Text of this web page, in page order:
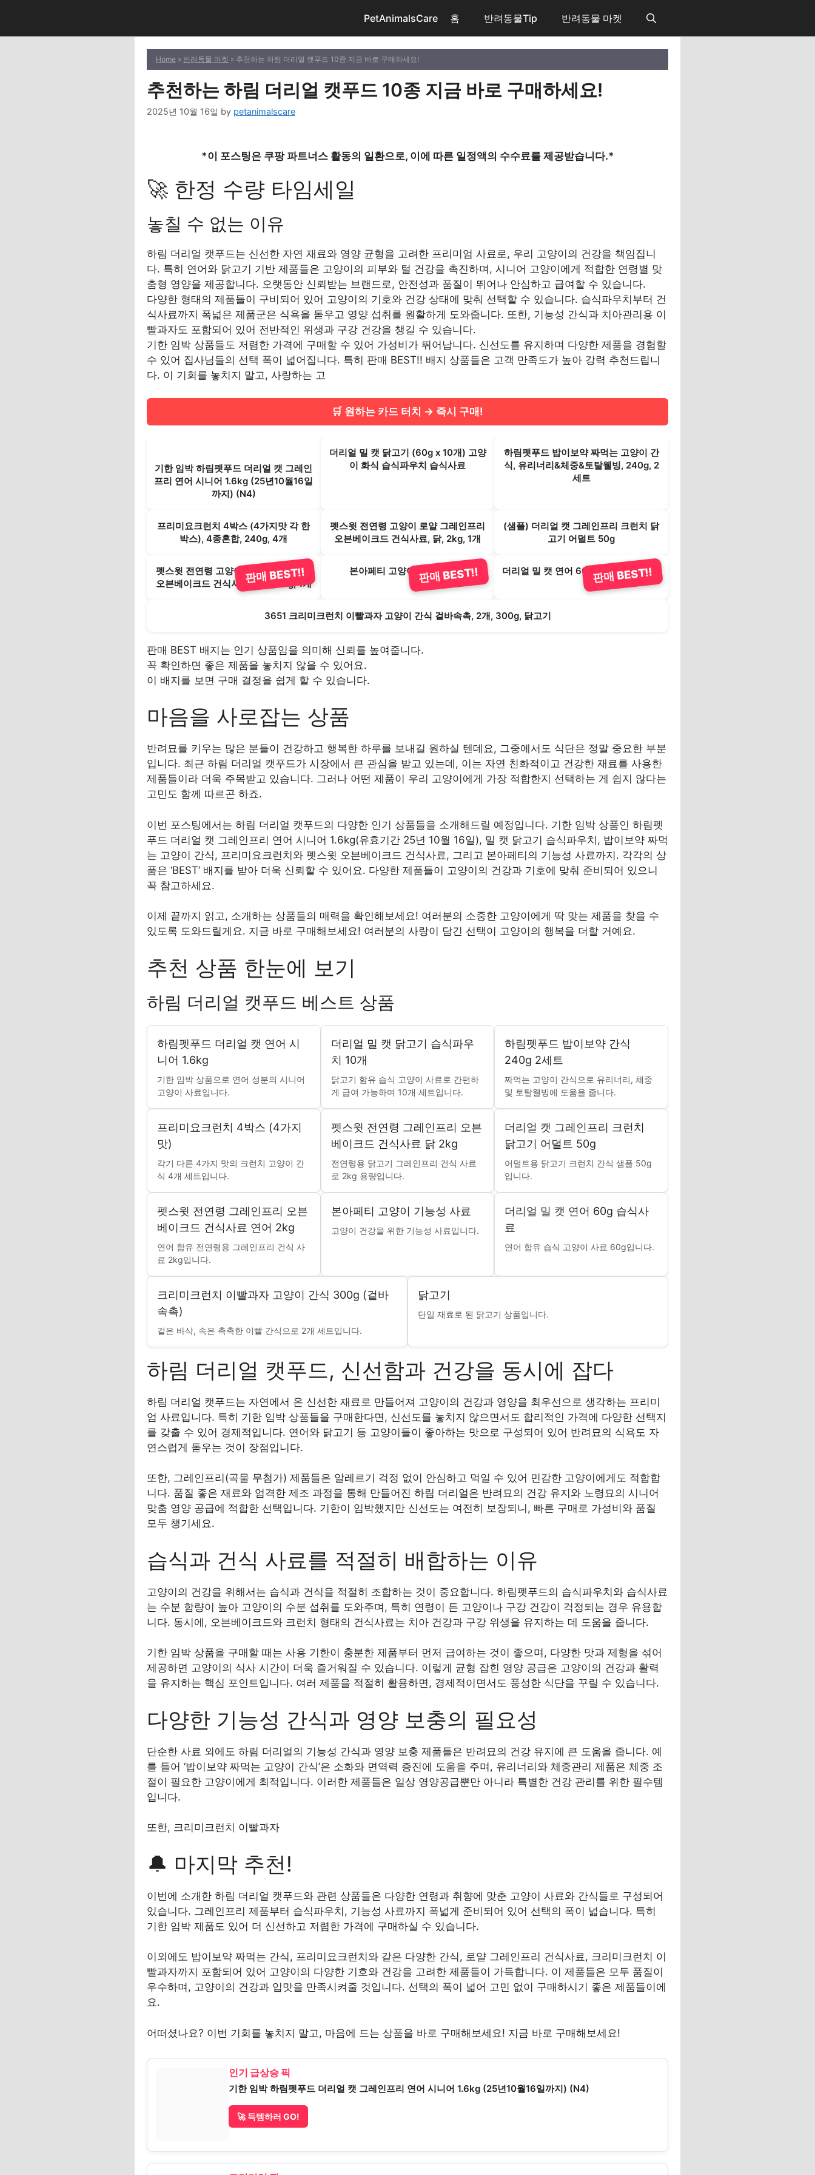
content
PetAnimalsCare 홈 반려동물Tip 반려동물 마켓
Home » 반려동물 마켓 » 추천하는 하림 더리얼 캣푸드 10종 지금 바로 구매하세요!
추천하는 하림 더리얼 캣푸드 10종 지금 바로 구매하세요!
2025년 10월 16일 by petanimalscare
*이 포스팅은 쿠팡 파트너스 활동의 일환으로, 이에 따른 일정액의 수수료를 제공받습니다.*
🚀 한정 수량 타임세일
놓칠 수 없는 이유
하림 더리얼 캣푸드는 신선한 자연 재료와 영양 균형을 고려한 프리미엄 사료로, 우리 고양이의 건강을 책임집니
다. 특히 연어와 닭고기 기반 제품들은 고양이의 피부와 털 건강을 촉진하며, 시니어 고양이에게 적합한 연령별 맞
춤형 영양을 제공합니다. 오랫동안 신뢰받는 브랜드로, 안전성과 품질이 뛰어나 안심하고 급여할 수 있습니다.
다양한 형태의 제품들이 구비되어 있어 고양이의 기호와 건강 상태에 맞춰 선택할 수 있습니다. 습식파우치부터 건
식사료까지 폭넓은 제품군은 식욕을 돋우고 영양 섭취를 원활하게 도와줍니다. 또한, 기능성 간식과 치아관리용 이
빨과자도 포함되어 있어 전반적인 위생과 구강 건강을 챙길 수 있습니다.
기한 임박 상품들도 저렴한 가격에 구매할 수 있어 가성비가 뛰어납니다. 신선도를 유지하며 다양한 제품을 경험할
수 있어 집사님들의 선택 폭이 넓어집니다. 특히 판매 BEST!! 배지 상품들은 고객 만족도가 높아 강력 추천드립니
다. 이 기회를 놓치지 말고, 사랑하는 고
🛒 원하는 카드 터치 → 즉시 구매!
기한 임박 하림펫푸드 더리얼 캣 그레인
프리 연어 시니어 1.6kg (25년10월16일
까지) (N4)
더리얼 밀 캣 닭고기 (60g x 10개) 고양
이 화식 습식파우치 습식사료
하림펫푸드 밥이보약 짜먹는 고양이 간
식, 유리너리&체중&토탈웰빙, 240g, 2
세트
프리미요크런치 4박스 (4가지맛 각 한
박스), 4종혼합, 240g, 4개
펫스윗 전연령 고양이 로얄 그레인프리
오븐베이크드 건식사료, 닭, 2kg, 1개
(샘플) 더리얼 캣 그레인프리 크런치 닭
고기 어덜트 50g
펫스윗 전연령 고양이 로얄 그레인프리
오븐베이크드 건식사료, 연어, 2kg, 1개
판매 BEST!! 본아페티 고양이 기능성 사료
판매 BEST!! 더리얼 밀 캣 연어 60g/고양이습식사료
판매 BEST!!
3651 크리미크런치 이빨과자 고양이 간식 겉바속촉, 2개, 300g, 닭고기
판매 BEST 배지는 인기 상품임을 의미해 신뢰를 높여줍니다.
꼭 확인하면 좋은 제품을 놓치지 않을 수 있어요.
이 배지를 보면 구매 결정을 쉽게 할 수 있습니다.
마음을 사로잡는 상품
반려묘를 키우는 많은 분들이 건강하고 행복한 하루를 보내길 원하실 텐데요, 그중에서도 식단은 정말 중요한 부분
입니다. 최근 하림 더리얼 캣푸드가 시장에서 큰 관심을 받고 있는데, 이는 자연 친화적이고 건강한 재료를 사용한
제품들이라 더욱 주목받고 있습니다. 그러나 어떤 제품이 우리 고양이에게 가장 적합한지 선택하는 게 쉽지 않다는
고민도 함께 따르곤 하죠.
이번 포스팅에서는 하림 더리얼 캣푸드의 다양한 인기 상품들을 소개해드릴 예정입니다. 기한 임박 상품인 하림펫
푸드 더리얼 캣 그레인프리 연어 시니어 1.6kg(유효기간 25년 10월 16일), 밀 캣 닭고기 습식파우치, 밥이보약 짜먹
는 고양이 간식, 프리미요크런치와 펫스윗 오븐베이크드 건식사료, 그리고 본아페티의 기능성 사료까지. 각각의 상
품은 ‘BEST’ 배지를 받아 더욱 신뢰할 수 있어요. 다양한 제품들이 고양이의 건강과 기호에 맞춰 준비되어 있으니
꼭 참고하세요.
이제 끝까지 읽고, 소개하는 상품들의 매력을 확인해보세요! 여러분의 소중한 고양이에게 딱 맞는 제품을 찾을 수
있도록 도와드릴게요. 지금 바로 구매해보세요! 여러분의 사랑이 담긴 선택이 고양이의 행복을 더할 거예요.
추천 상품 한눈에 보기
하림 더리얼 캣푸드 베스트 상품
하림펫푸드 더리얼 캣 연어 시
니어 1.6kg
기한 임박 상품으로 연어 성분의 시니어
고양이 사료입니다.
더리얼 밀 캣 닭고기 습식파우
치 10개
닭고기 함유 습식 고양이 사료로 간편하
게 급여 가능하며 10개 세트입니다.
하림펫푸드 밥이보약 간식
240g 2세트
짜먹는 고양이 간식으로 유리너리, 체중
및 토탈웰빙에 도움을 줍니다.
프리미요크런치 4박스 (4가지
맛)
각기 다른 4가지 맛의 크런치 고양이 간
식 4개 세트입니다.
펫스윗 전연령 그레인프리 오븐
베이크드 건식사료 닭 2kg
전연령용 닭고기 그레인프리 건식 사료
로 2kg 용량입니다.
더리얼 캣 그레인프리 크런치
닭고기 어덜트 50g
어덜트용 닭고기 크런치 간식 샘플 50g
입니다.
펫스윗 전연령 그레인프리 오븐
베이크드 건식사료 연어 2kg
연어 함유 전연령용 그레인프리 건식 사
료 2kg입니다.
본아페티 고양이 기능성 사료
고양이 건강을 위한 기능성 사료입니다.
더리얼 밀 캣 연어 60g 습식사
료
연어 함유 습식 고양이 사료 60g입니다.
크리미크런치 이빨과자 고양이 간식 300g (겉바
속촉)
겉은 바삭, 속은 촉촉한 이빨 간식으로 2개 세트입니다.
닭고기
단일 재료로 된 닭고기 상품입니다.
하림 더리얼 캣푸드, 신선함과 건강을 동시에 잡다
하림 더리얼 캣푸드는 자연에서 온 신선한 재료로 만들어져 고양이의 건강과 영양을 최우선으로 생각하는 프리미
엄 사료입니다. 특히 기한 임박 상품들을 구매한다면, 신선도를 놓치지 않으면서도 합리적인 가격에 다양한 선택지
를 갖출 수 있어 경제적입니다. 연어와 닭고기 등 고양이들이 좋아하는 맛으로 구성되어 있어 반려묘의 식욕도 자
연스럽게 돋우는 것이 장점입니다.
또한, 그레인프리(곡물 무첨가) 제품들은 알레르기 걱정 없이 안심하고 먹일 수 있어 민감한 고양이에게도 적합합
니다. 품질 좋은 재료와 엄격한 제조 과정을 통해 만들어진 하림 더리얼은 반려묘의 건강 유지와 노령묘의 시니어
맞춤 영양 공급에 적합한 선택입니다. 기한이 임박했지만 신선도는 여전히 보장되니, 빠른 구매로 가성비와 품질
모두 챙기세요.
습식과 건식 사료를 적절히 배합하는 이유
고양이의 건강을 위해서는 습식과 건식을 적절히 조합하는 것이 중요합니다. 하림펫푸드의 습식파우치와 습식사료
는 수분 함량이 높아 고양이의 수분 섭취를 도와주며, 특히 연령이 든 고양이나 구강 건강이 걱정되는 경우 유용합
니다. 동시에, 오븐베이크드와 크런치 형태의 건식사료는 치아 건강과 구강 위생을 유지하는 데 도움을 줍니다.
기한 임박 상품을 구매할 때는 사용 기한이 충분한 제품부터 먼저 급여하는 것이 좋으며, 다양한 맛과 제형을 섞어
제공하면 고양이의 식사 시간이 더욱 즐거워질 수 있습니다. 이렇게 균형 잡힌 영양 공급은 고양이의 건강과 활력
을 유지하는 핵심 포인트입니다. 여러 제품을 적절히 활용하면, 경제적이면서도 풍성한 식단을 꾸릴 수 있습니다.
다양한 기능성 간식과 영양 보충의 필요성
단순한 사료 외에도 하림 더리얼의 기능성 간식과 영양 보충 제품들은 반려묘의 건강 유지에 큰 도움을 줍니다. 예
를 들어 ‘밥이보약 짜먹는 고양이 간식’은 소화와 면역력 증진에 도움을 주며, 유리너리와 체중관리 제품은 체중 조
절이 필요한 고양이에게 최적입니다. 이러한 제품들은 일상 영양공급뿐만 아니라 특별한 건강 관리를 위한 필수템
입니다.
또한, 크리미크런치 이빨과자
🔔 마지막 추천!
이번에 소개한 하림 더리얼 캣푸드와 관련 상품들은 다양한 연령과 취향에 맞춘 고양이 사료와 간식들로 구성되어
있습니다. 그레인프리 제품부터 습식파우치, 기능성 사료까지 폭넓게 준비되어 있어 선택의 폭이 넓습니다. 특히
기한 임박 제품도 있어 더 신선하고 저렴한 가격에 구매하실 수 있습니다.
이외에도 밥이보약 짜먹는 간식, 프리미요크런치와 같은 다양한 간식, 로얄 그레인프리 건식사료, 크리미크런치 이
빨과자까지 포함되어 있어 고양이의 다양한 기호와 건강을 고려한 제품들이 가득합니다. 이 제품들은 모두 품질이
우수하며, 고양이의 건강과 입맛을 만족시켜줄 것입니다. 선택의 폭이 넓어 고민 없이 구매하시기 좋은 제품들이에
요.
어떠셨나요? 이번 기회를 놓치지 말고, 마음에 드는 상품을 바로 구매해보세요! 지금 바로 구매해보세요!
인기 급상승 픽
기한 임박 하림펫푸드 더리얼 캣 그레인프리 연어 시니어 1.6kg (25년10월16일까지) (N4)
🚀 득템하러 GO!